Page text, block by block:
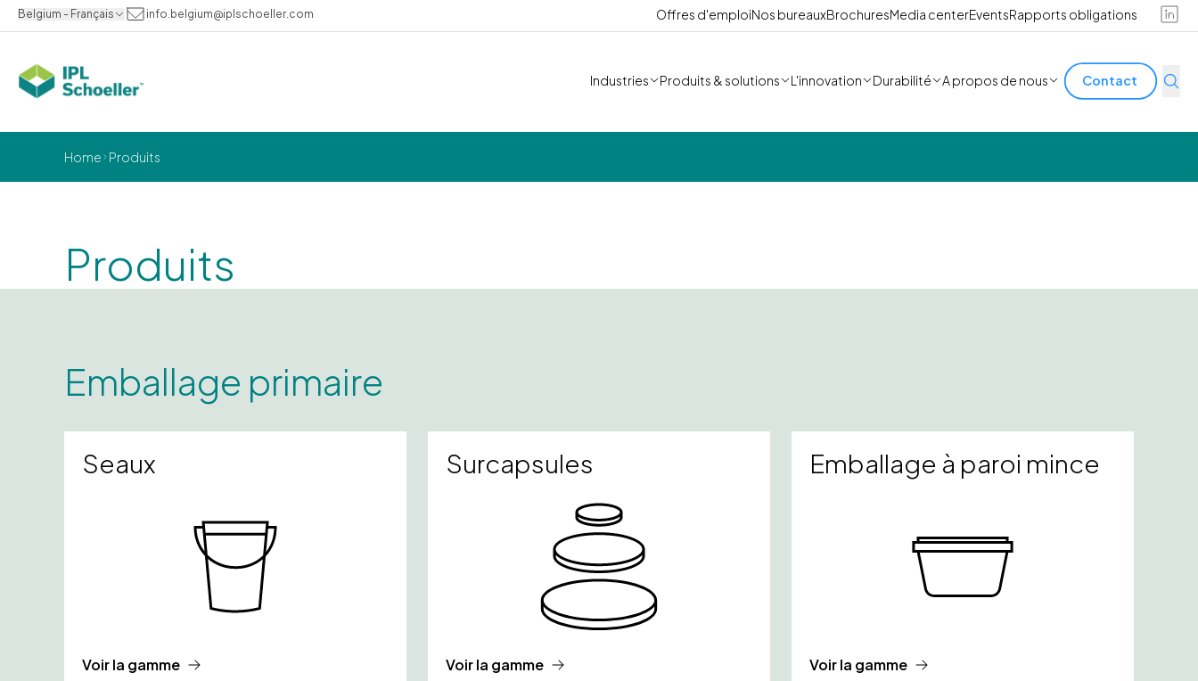
Belgium - Français info.belgium@iplschoeller.com Offres d'emploiNos bureauxBrochuresMedia centerEventsRapports obligations
Industries Produits & solutions L'innovation Durabilité A propos de nous Contact
Home Produits
Produits
Emballage primaire
Seaux
Voir la gamme
Surcapsules
Voir la gamme
Emballage à paroi mince
Voir la gamme